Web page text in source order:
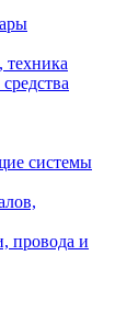
системы
провода и